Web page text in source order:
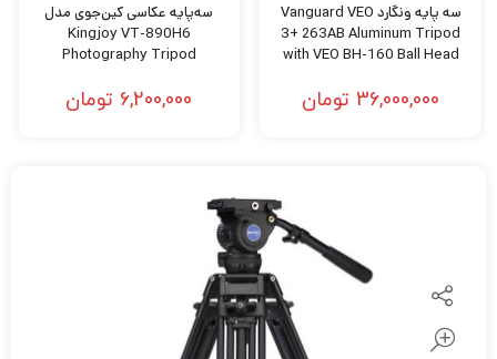
سه پایه ونگارد Vanguard VEO
3+ 263AB Aluminum Tripod
with VEO BH-160 Ball Head
36,000,000 تومان
سه‌پایه عکاسی کین‌جوی مدل
Kingjoy VT-890H6
Photography Tripod
6,200,000 تومان